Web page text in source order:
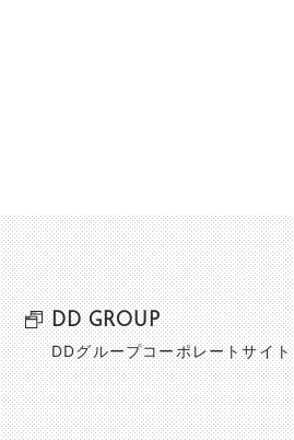
DD GROUP
DDグループコーポレートサイト